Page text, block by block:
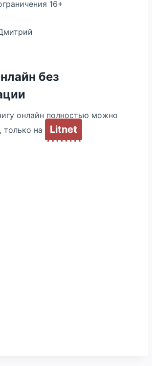
16+
без
онлайн полностью можно
только на
Litnet